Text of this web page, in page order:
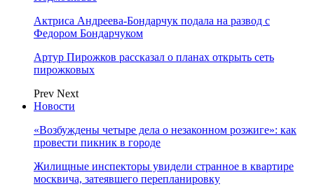
Актриса Андреева-Бондарчук подала на развод с
Федором Бондарчуком
Артур Пирожков рассказал о планах открыть сеть
пирожковых
Prev Next
Новости
«Возбуждены четыре дела о незаконном розжиге»: как
провести пикник в городе
Жилищные инспекторы увидели странное в квартире
москвича, затеявшего перепланировку